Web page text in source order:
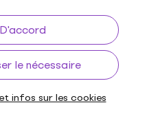
D'accord
le nécessaire
infos sur les cookies
Utile